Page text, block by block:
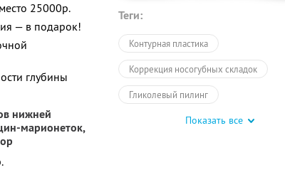
25000р.
— в подарок!
глубины
нижней
марионеток,
Теги:
Контурная пластика
Коррекция носогубных складок
Гликолевый пилинг
Миндальный пилинг Красота
Показать все